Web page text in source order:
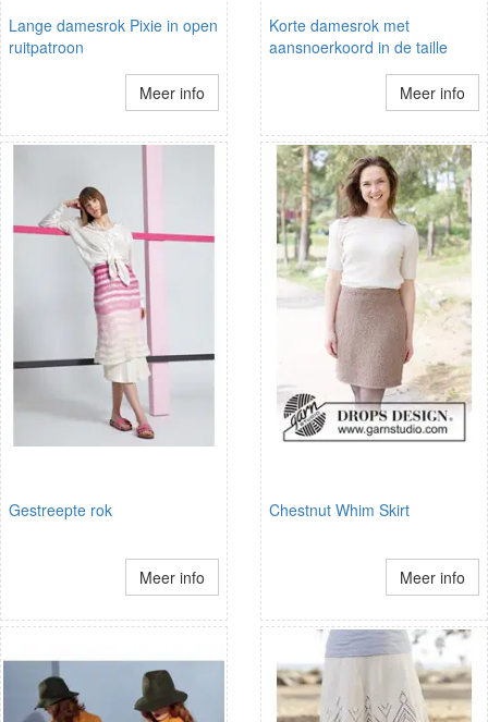
Lange damesrok Pixie in open
ruitpatroon
Meer info
Korte damesrok met
aansnoerkoord in de taille
Meer info
Gestreepte rok
Meer info
Chestnut Whim Skirt
Meer info